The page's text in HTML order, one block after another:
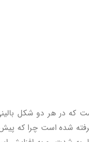
که در هر دو شکل
گرفته شده است چرا